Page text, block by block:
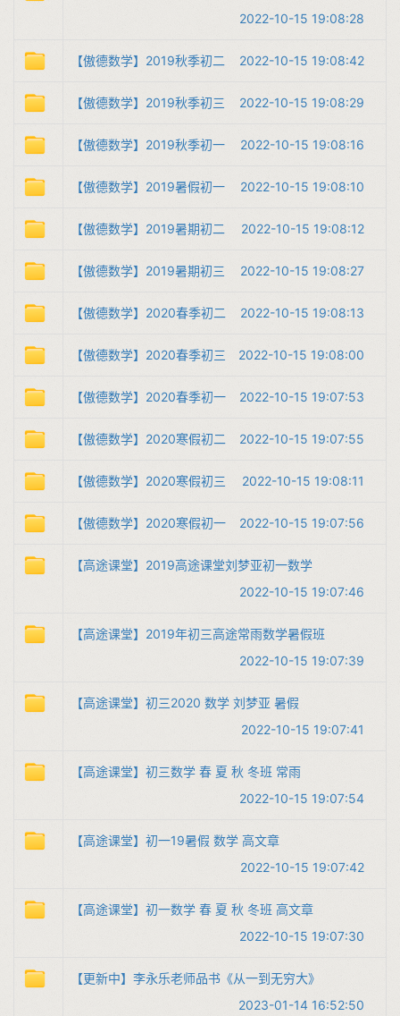
2022-10-15 19:08:28
【傲德数学】2019秋季初二 2022-10-15 19:08:42
【傲德数学】2019秋季初三 2022-10-15 19:08:29
【傲德数学】2019秋季初一 2022-10-15 19:08:16
【傲德数学】2019暑假初一 2022-10-15 19:08:10
【傲德数学】2019暑期初二 2022-10-15 19:08:12
【傲德数学】2019暑期初三 2022-10-15 19:08:27
【傲德数学】2020春季初二 2022-10-15 19:08:13
【傲德数学】2020春季初三 2022-10-15 19:08:00
【傲德数学】2020春季初一 2022-10-15 19:07:53
【傲德数学】2020寒假初二 2022-10-15 19:07:55
【傲德数学】2020寒假初三 2022-10-15 19:08:11
【傲德数学】2020寒假初一 2022-10-15 19:07:56
【高途课堂】2019高途课堂刘梦亚初一数学
2022-10-15 19:07:46
【高途课堂】2019年初三高途常雨数学暑假班
2022-10-15 19:07:39
【高途课堂】初三2020 数学 刘梦亚 暑假
2022-10-15 19:07:41
【高途课堂】初三数学 春 夏 秋 冬班 常雨
2022-10-15 19:07:54
【高途课堂】初一19暑假 数学 高文章
2022-10-15 19:07:42
【高途课堂】初一数学 春 夏 秋 冬班 高文章
2022-10-15 19:07:30
【更新中】李永乐老师品书《从一到无穷大》
2023-01-14 16:52:50